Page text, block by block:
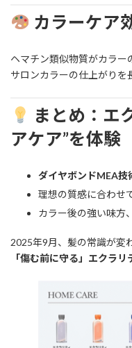
カラーケア
ヘマチン類似物質がカラー
サロンカラーの仕上がりを
まとめ：エ
アケア”を体験
ダイヤボンドMEA技
理想の質感に合わせ
カラー後の強い味方、
2025年9月、髪の常識が変
「傷む前に守る」エクラリ